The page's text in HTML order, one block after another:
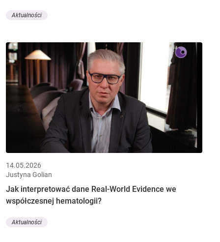
Aktualności
14.05.2026
Justyna Golian
Jak interpretować dane Real-World Evidence we
współczesnej hematologii?
Aktualności